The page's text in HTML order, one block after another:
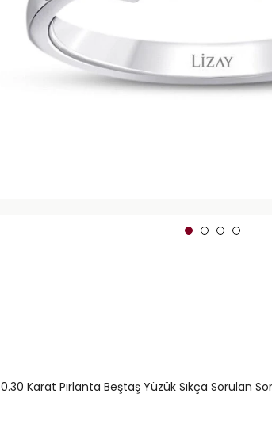
0.30 Karat Pırlanta Beştaş Yüzük Sıkça Sorulan